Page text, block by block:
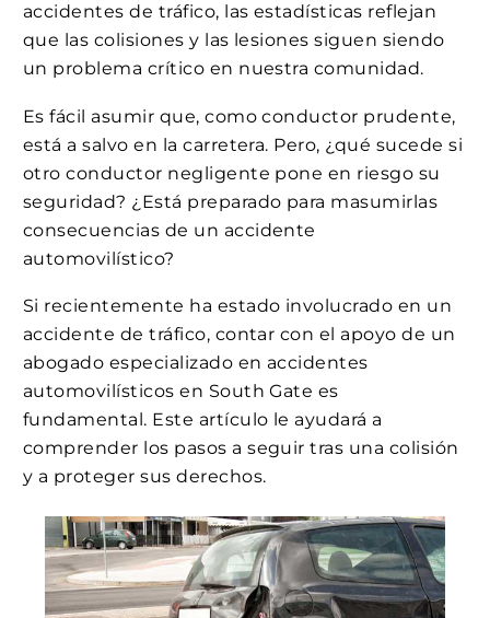
accidentes de tráfico, las estadísticas reflejan
que las colisiones y las lesiones siguen siendo
un problema crítico en nuestra comunidad.
Es fácil asumir que, como conductor prudente,
está a salvo en la carretera. Pero, ¿qué sucede si
otro conductor negligente pone en riesgo su
seguridad? ¿Está preparado para masumirlas
consecuencias de un accidente
automovilístico?
Si recientemente ha estado involucrado en un
accidente de tráfico, contar con el apoyo de un
abogado especializado en accidentes
automovilísticos en South Gate es
fundamental. Este artículo le ayudará a
comprender los pasos a seguir tras una colisión
y a proteger sus derechos.